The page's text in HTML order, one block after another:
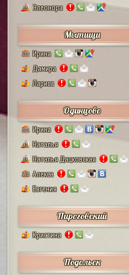
28 Элеонора
Мытищи
132 Ирина
9 Дамира
2 Лариса
Одинцово
111 Ирина
41 Наталья
25 Наталья Дацковская
128 Алекса
2 Евгения
Пироговский
1 Кристина
Подольск